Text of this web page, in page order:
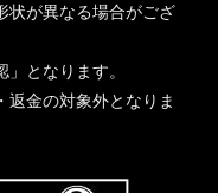
状が異なる場合がござ
となります。
返金の対象外となりま